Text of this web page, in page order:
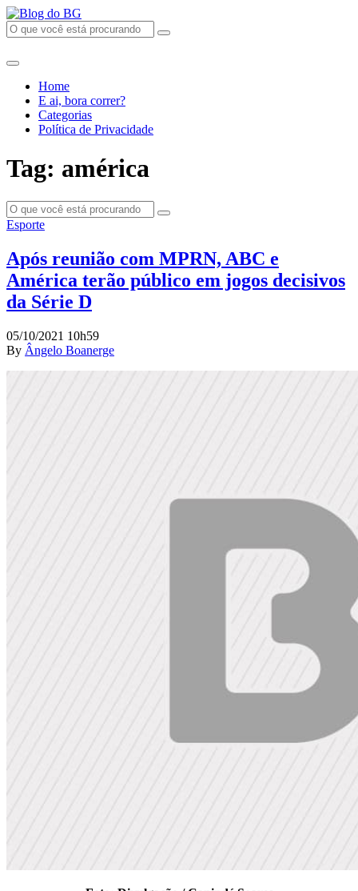
Home
E ai, bora correr?
Categorias
Política de Privacidade
Tag: américa
Esporte
Após reunião com MPRN, ABC e
América terão público em jogos decisivos
da Série D
05/10/2021 10h59
By Ângelo Boanerge